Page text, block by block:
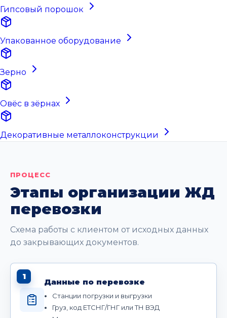
Гипсовый порошок
Упакованное оборудование
Зерно
Овёс в зёрнах
Декоративные металлоконструкции
ПРОЦЕСС
Этапы организации ЖД
перевозки
Схема работы с клиентом от исходных данных
до закрывающих документов.
1
Данные по перевозке
Станции погрузки и выгрузки
Груз, код ЕТСНГ/ГНГ или ТН ВЭД